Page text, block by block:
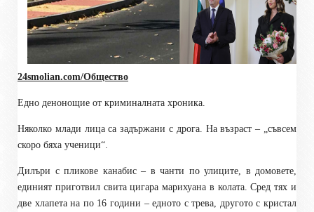
24smolian.com/Общество
Едно денонощие от криминалната хроника.
Няколко млади лица са задържани с дрога. На възраст – „съвсем
скоро бяха ученици“.
Дилъри с пликове канабис – в чанти по улиците, в домовете,
единият приготвил свита цигара марихуана в колата. Сред тях и
две хлапета на по 16 години – едното с трева, другото с кристал